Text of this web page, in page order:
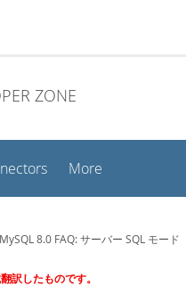
ZONE
More
8.0 FAQ: サーバー SQL モード
訳したものです。